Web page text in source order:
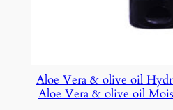
Aloe Vera & olive oil
Aloe Vera & olive oil